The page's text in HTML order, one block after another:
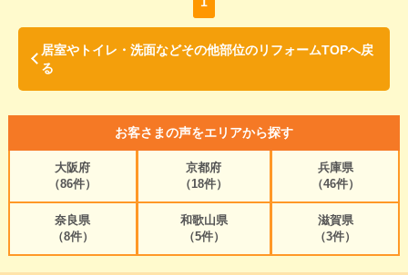
居室やトイレ・洗面などその他部位のリフォームTOPへ戻
る
お客さまの声をエリアから探す
大阪府
（86件）
京都府
（18件）
兵庫県
（46件）
奈良県
（8件）
和歌山県
（5件）
滋賀県
（3件）